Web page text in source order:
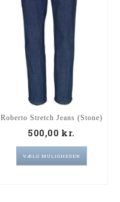
Roberto Stretch Jeans (Stone)
500,00kr.
VÆLG MULIGHEDER